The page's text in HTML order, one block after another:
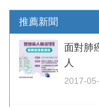
推薦新聞
面對肺
人
2017-